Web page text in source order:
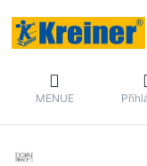
MENUE